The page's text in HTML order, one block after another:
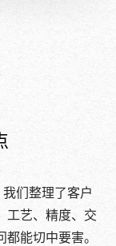
们整理了客户
工艺、精度、交
能切中要害。